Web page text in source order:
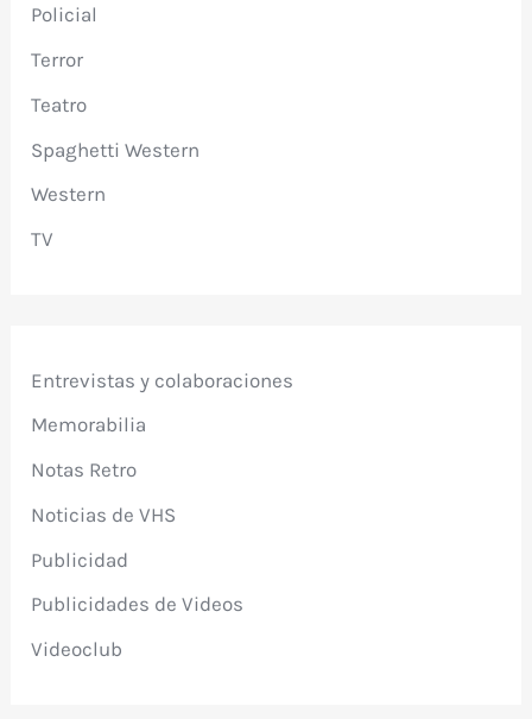
Policial
Terror
Teatro
Spaghetti Western
Western
TV
Entrevistas y colaboraciones
Memorabilia
Notas Retro
Noticias de VHS
Publicidad
Publicidades de Videos
Videoclub